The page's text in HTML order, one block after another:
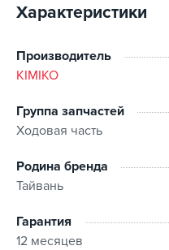
Характеристики
Производитель
KIMIKO
Группа запчастей
Ходовая часть
Родина бренда
Тайвань
Гарантия
12 месяцев